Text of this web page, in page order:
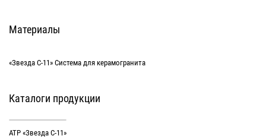
Материалы
«Звезда С-11» Система для керамогранита
Каталоги продукции
АТР «Звезда С-11»